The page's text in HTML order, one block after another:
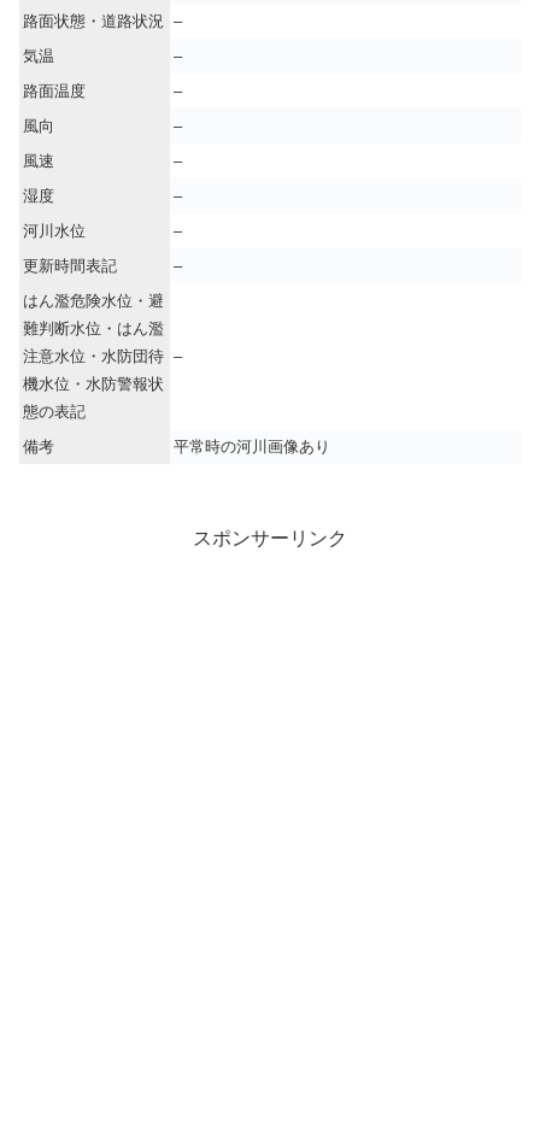
路面状態・道路状況 –
気温
–
路面温度
–
風向
–
風速
–
湿度
–
河川水位
–
更新時間表記
–
はん濫危険水位・避
難判断水位・はん濫
注意水位・水防団待
機水位・水防警報状
態の表記
–
備考 平常時の河川画像あり
スポンサーリンク